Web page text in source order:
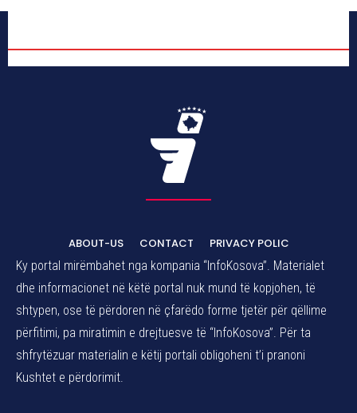
ABOUT-US CONTACT
PRIVACY POLIC
Ky portal mirëmbahet nga kompania “InfoKosova”. Materialet
dhe informacionet në këtë portal nuk mund të kopjohen, të
shtypen, ose të përdoren në çfarëdo forme tjetër për qëllime
përfitimi, pa miratimin e drejtuesve të “InfoKosova”. Për ta
shfrytëzuar materialin e këtij portali obligoheni t’i pranoni
Kushtet e përdorimit.